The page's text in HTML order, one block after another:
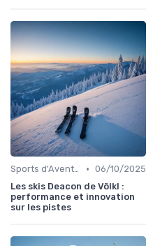
Sports d'Aventure et de Plein Air • 06/10/2025
Les skis Deacon de Völkl :
performance et innovation
sur les pistes